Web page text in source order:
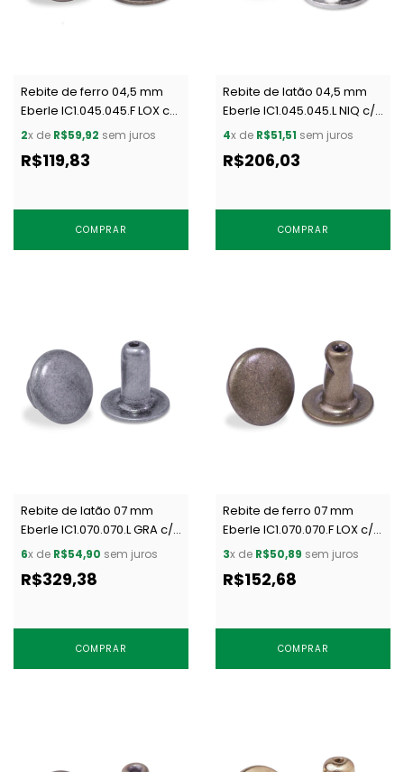
Rebite de ferro 04,5 mm
Eberle IC1.045.045.F LOX c/
1000 un
2x de R$59,92 sem juros
R$119,83
COMPRAR
Rebite de latão 04,5 mm
Eberle IC1.045.045.L NIQ c/
1000 un
4x de R$51,51 sem juros
R$206,03
COMPRAR
Rebite de latão 07 mm
Eberle IC1.070.070.L GRA c/
1000 un
6x de R$54,90 sem juros
R$329,38
COMPRAR
Rebite de ferro 07 mm
Eberle IC1.070.070.F LOX c/
1000 un
3x de R$50,89 sem juros
R$152,68
COMPRAR